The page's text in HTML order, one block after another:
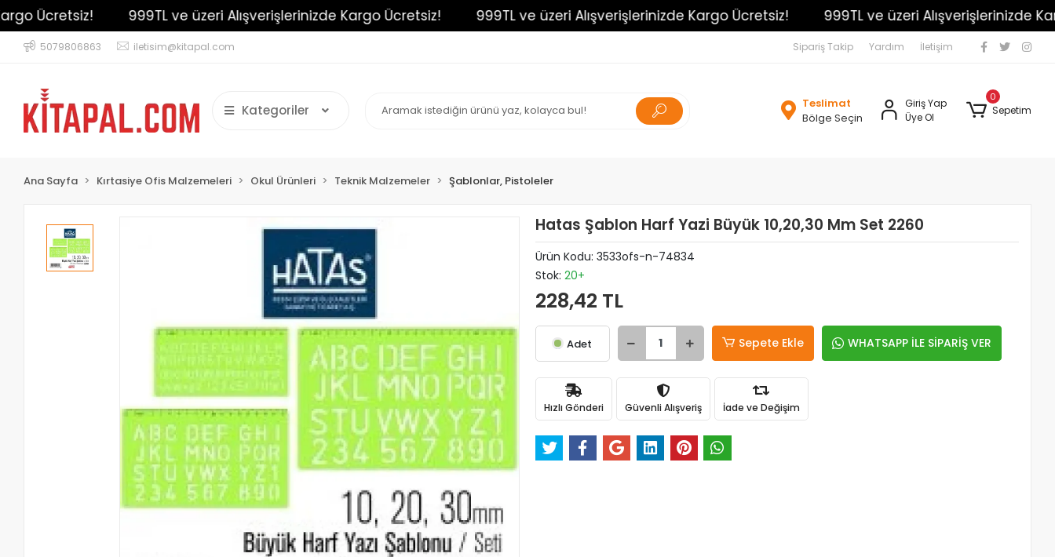
Ücretsiz! 999TL ve üzeri Alışverişlerinizde Kargo Ücretsiz! 999TL ve üzeri Alışverişlerinizde Kargo Ücretsiz! 999TL ve üzeri Alışverişlerinizde Kargo
5079806863 iletisim@kitapal.com Sipariş Takip Yardım İletişim
Kategoriler
Teslimat
Bölge Seçin
Giriş Yap
Üye Ol
0
Sepetim
Ana Sayfa Kırtasiye Ofis Malzemeleri Okul Ürünleri Teknik Malzemeler Şablonlar, Pistoleler
Hatas Şablon Harf Yazi Büyük 10,20,30 Mm Set 2260
Ürün Kodu: 3533ofs-n-74834
Stok: 20+
228,42 TL
Adet Sepete Ekle WHATSAPP İLE SİPARİŞ VER
Hızlı Gönderi Güvenli Alışveriş İade ve Değişim